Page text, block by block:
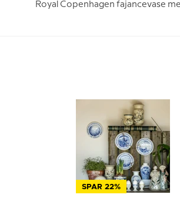
Royal Copenhagen fajancevase
SPAR 22%